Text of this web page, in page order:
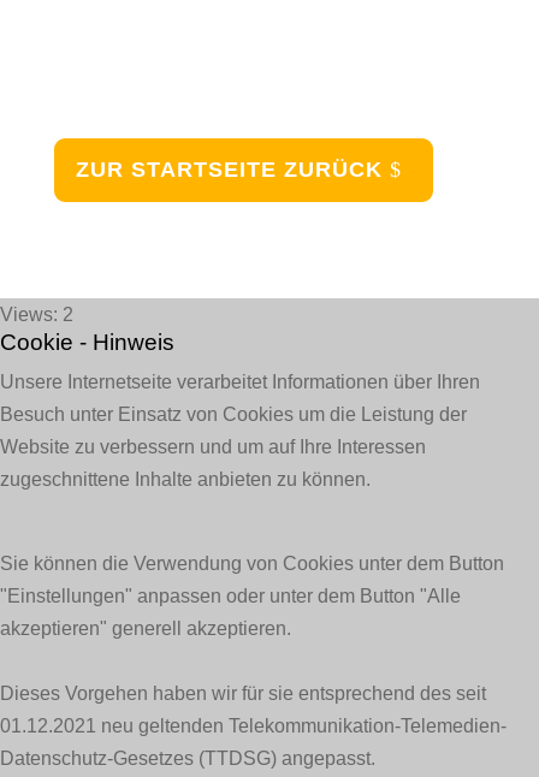
ZUR STARTSEITE ZURÜCK
Views: 2
Cookie - Hinweis
Unsere Internetseite verarbeitet Informationen über Ihren
Besuch unter Einsatz von Cookies um die Leistung der
Website zu verbessern und um auf Ihre Interessen
zugeschnittene Inhalte anbieten zu können.
Sie können die Verwendung von Cookies unter dem Button
"Einstellungen" anpassen oder unter dem Button "Alle
akzeptieren" generell akzeptieren.
Dieses Vorgehen haben wir für sie entsprechend des seit
01.12.2021 neu geltenden Telekommunikation-Telemedien-
Datenschutz-Gesetzes (TTDSG) angepasst.